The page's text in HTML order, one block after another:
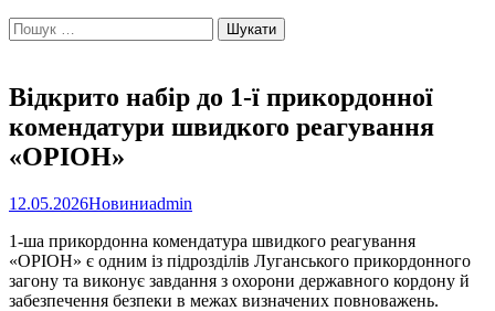
Пошук:
Відкрито набір до 1-ї прикордонної
комендатури швидкого реагування
«ОРІОН»
12.05.2026Новиниadmin
1-ша прикордонна комендатура швидкого реагування
«ОРІОН» є одним із підрозділів Луганського прикордонного
загону та виконує завдання з охорони державного кордону й
забезпечення безпеки в межах визначених повноважень.